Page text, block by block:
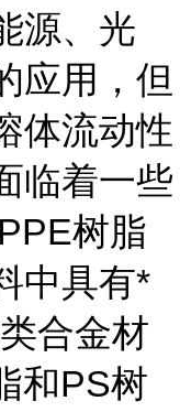
源、光
应用，但
体流动性
临着一些
树脂
中具有*
合金材
和PS树